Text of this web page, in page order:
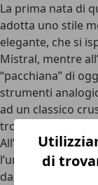
di
La prima nata di
adotta uno stile
elegante, che si
Mistral, mentre
“pacchiana” di
strumenti
ad un classico
troviamo di fronte
All’anteriore,
l’uno, mentre in
da 335 CV, tra